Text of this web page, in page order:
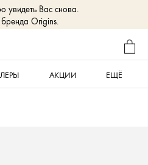
увидеть Вас снова.
Origins.
АКЦИИ ЕЩЁ